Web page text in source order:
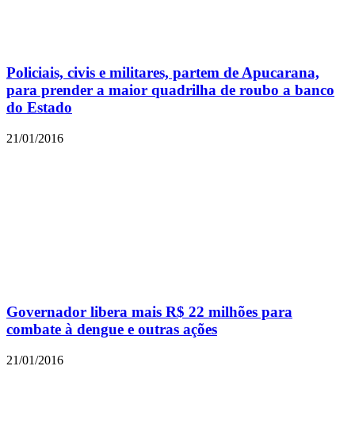
Policiais, civis e militares, partem de Apucarana,
para prender a maior quadrilha de roubo a banco
do Estado
21/01/2016
Governador libera mais R$ 22 milhões para
combate à dengue e outras ações
21/01/2016